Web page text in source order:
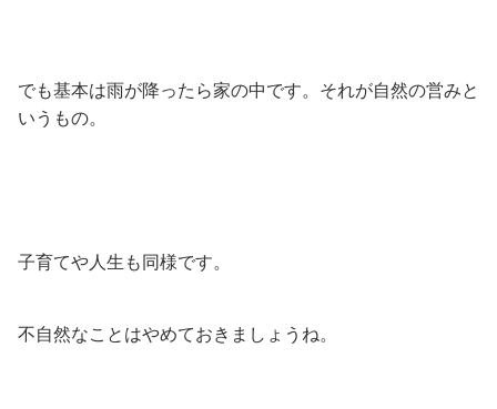
でも基本は雨が降ったら家の中です。それが自然の営みと
いうもの。
子育てや人生も同様です。
不自然なことはやめておきましょうね。